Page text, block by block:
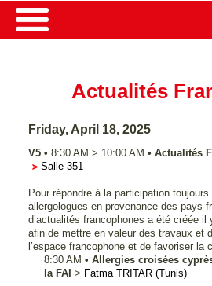
Actualités
Friday, April 18, 2025
V5 • 8:30 AM > 10:00 AM • Actualités
Salle 351
Pour répondre à la participation
allergologues en provenance des pays
d’actualités francophones a été créée il
afin de mettre en valeur des travaux et
l’espace francophone et de favoriser la
8:30 AM • Allergies croisées
la FAI > Fatma TRITAR (Tunis)